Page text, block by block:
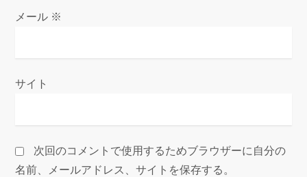
メール ※
サイト
次回のコメントで使用するためブラウザーに自分の
名前、メールアドレス、サイトを保存する。